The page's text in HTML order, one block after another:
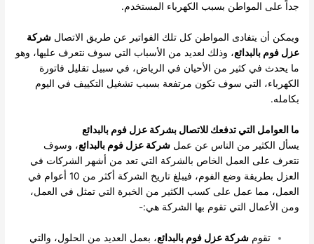
جداً على المواطن بسبب الكهرباء المستخدم.
ويمكن أن يتفادى المواطن كل تلك الفواتير عن طريق الاتصالشركة
عزل فوم بالبدائع، وذلك لعديد من الأسباب التي سوف نتعرف عليها، وهو
ما يحدث في كثير من الأحيان في الرياض، في سبيل تقليل فاتورة
الكهرباء، التي سوف تكون مرتفعة بسبب تشغيل التكييف في اليوم
بكامله.
ما العوامل التي تدفعك للاتصال بشركة عزل فوم بالبدائع
يسأل الكثير من الناس عن عملشركة عزل فوم بالبدائع، وسوف
نتعرف على العمل الخاص بالشركة التي تعد من أشهر الشركات في
العزل بطريقة وضع الفوم، فيبلغ تاريخ الشركة أكثر من 10 أعوام في
العمل، مما عمل على كسب الكثير من الخبرة التي تمثل في العمل،
ومن الأعمال التي تقوم بها الشركة هي:-
تقومشركة عزل فوم بالبدائع، بعمل العديد من الحلول، والتي